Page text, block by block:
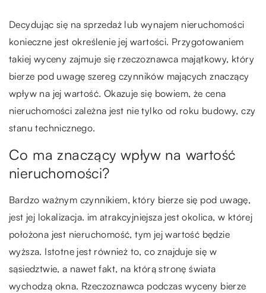
Decydując się na sprzedaż lub wynajem nieruchomości
konieczne jest określenie jej wartości. Przygotowaniem
takiej wyceny zajmuje się rzeczoznawca majątkowy, który
bierze pod uwagę szereg czynników mających znaczący
wpływ na jej wartość. Okazuje się bowiem, że cena
nieruchomości zależna jest nie tylko od roku budowy, czy
stanu technicznego.
Co ma znaczący wpływ na wartość
nieruchomości?
Bardzo ważnym czynnikiem, który bierze się pod uwagę,
jest jej lokalizacja. im atrakcyjniejsza jest okolica, w której
położona jest nieruchomość, tym jej wartość będzie
wyższa. Istotne jest również to, co znajduje się w
sąsiedztwie, a nawet fakt, na którą stronę świata
wychodzą okna. Rzeczoznawca podczas wyceny bierze